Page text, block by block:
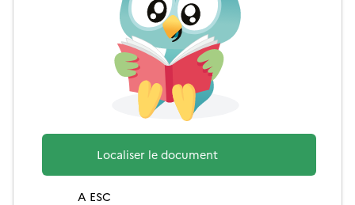
Localiser le document
A ESC